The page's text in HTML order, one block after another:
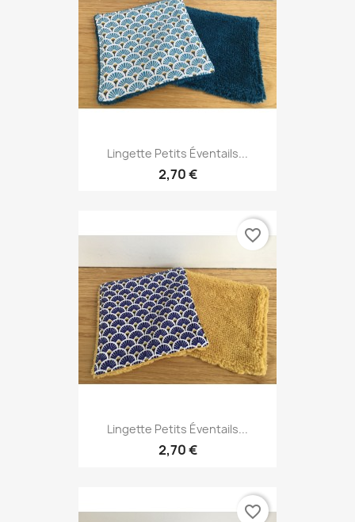
Lingette Petits Éventails...
2,70 €
Lingette Petits Éventails...
2,70 €
favorite_border
favorite_border